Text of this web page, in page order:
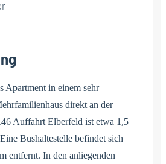
Apartment in einem sehr
direkt an der
Auffahrt Elberfeld ist etwa 1,5
Bushaltestelle befindet sich
entfernt. In den anliegenden